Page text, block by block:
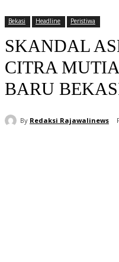
Bekasi Headline Peristiwa
SKANDAL
CITRA
BARU
By Redaksi Rajawalinews